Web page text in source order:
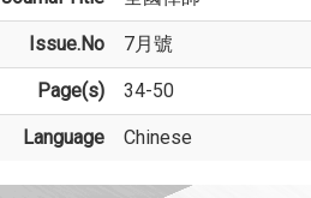
Issue.No 7月號
Page(s) 34-50
Language Chinese